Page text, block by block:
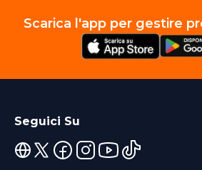
Scarica l'app per gestire
Seguici Su